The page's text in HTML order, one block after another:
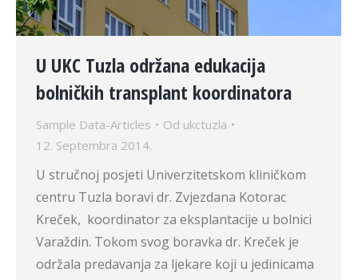
U UKC Tuzla održana edukacija
bolničkih transplant koordinatora
Sample Data-Articles Od ukctuzla
12. Septembra 2014.
U stručnoj posjeti Univerzitetskom kliničkom
centru Tuzla boravi dr. Zvjezdana Kotorac
Kreček, koordinator za eksplantacije u bolnici
Varaždin. Tokom svog boravka dr. Kreček je
održala predavanja za ljekare koji u jedinicama